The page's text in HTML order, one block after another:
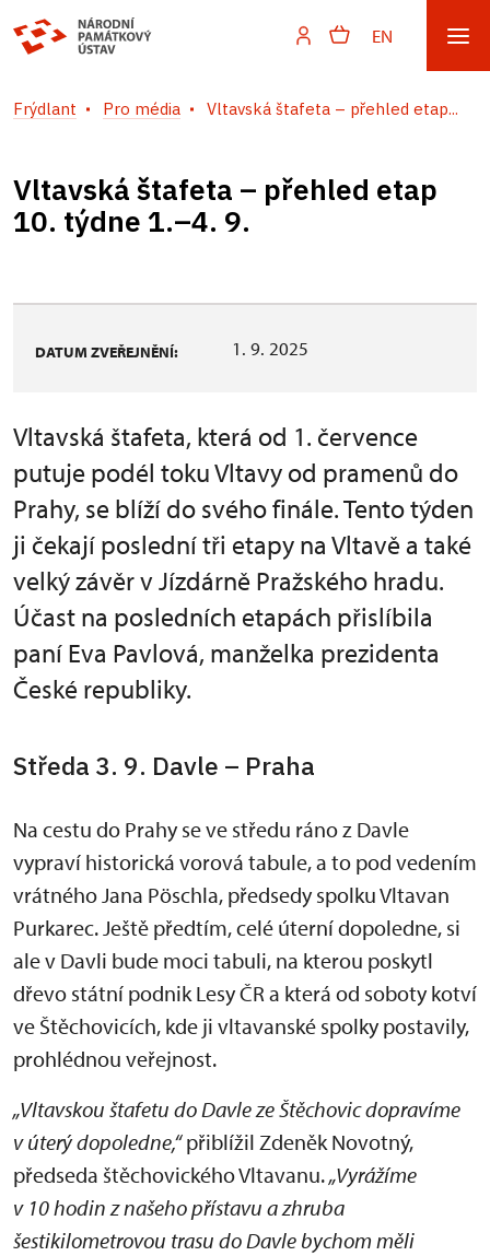
EN
Frýdlant Pro média Vltavská štafeta – přehled etap...
Vltavská štafeta – přehled etap
10. týdne 1.–4. 9.
DATUM ZVEŘEJNĚNÍ: 1. 9. 2025
Vltavská štafeta, která od 1. července
putuje podél toku Vltavy od pramenů do
Prahy, se blíží do svého finále. Tento týden
ji čekají poslední tři etapy na Vltavě a také
velký závěr v Jízdárně Pražského hradu.
Účast na posledních etapách přislíbila
paní Eva Pavlová, manželka prezidenta
České republiky.
Středa 3. 9. Davle – Praha
Na cestu do Prahy se ve středu ráno z Davle
vypraví historická vorová tabule, a to pod vedením
vrátného Jana Pöschla, předsedy spolku Vltavan
Purkarec. Ještě předtím, celé úterní dopoledne, si
ale v Davli bude moci tabuli, na kterou poskytl
dřevo státní podnik Lesy ČR a která od soboty kotví
ve Štěchovicích, kde ji vltavanské spolky postavily,
prohlédnou veřejnost.
„Vltavskou štafetu do Davle ze Štěchovic dopravíme
v úterý dopoledne,“přiblížil Zdeněk Novotný,
předseda štěchovického Vltavanu.„Vyrážíme
v 10 hodin z našeho přístavu a zhruba
šestikilometrovou trasu do Davle bychom měli